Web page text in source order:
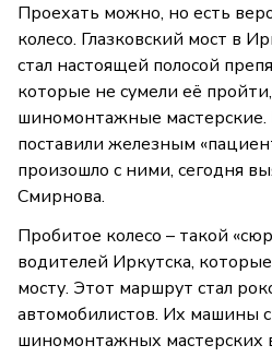
Проехать можно, но есть
колесо. Глазковский мост в
стал настоящей полосой
которые не сумели её
шиномонтажные мастерские.
поставили железным
произошло с ними, сегодня
Смирнова.
Пробитое колесо – такой
водителей Иркутска,
мосту. Этот маршрут стал
автомобилистов. Их машины
шиномонтажных мастерских